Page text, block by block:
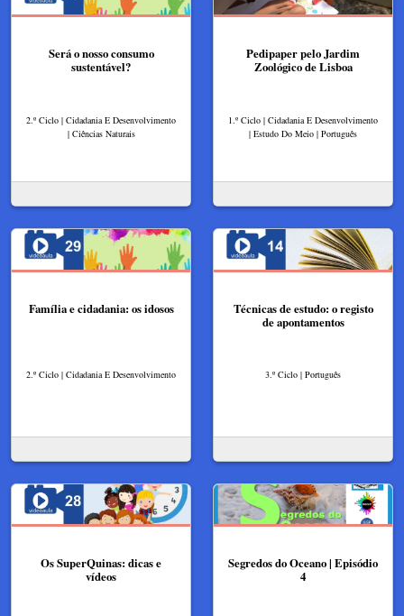
Será o nosso consumo
sustentável?
2.º Ciclo | Cidadania E Desenvolvimento
| Ciências Naturais
Pedipaper pelo Jardim
Zoológico de Lisboa
1.º Ciclo | Cidadania E Desenvolvimento
| Estudo Do Meio | Português
Família e cidadania: os idosos
2.º Ciclo | Cidadania E Desenvolvimento
Técnicas de estudo: o registo
de apontamentos
3.º Ciclo | Português
Os SuperQuinas: dicas e
vídeos
Segredos do Oceano | Episódio
4